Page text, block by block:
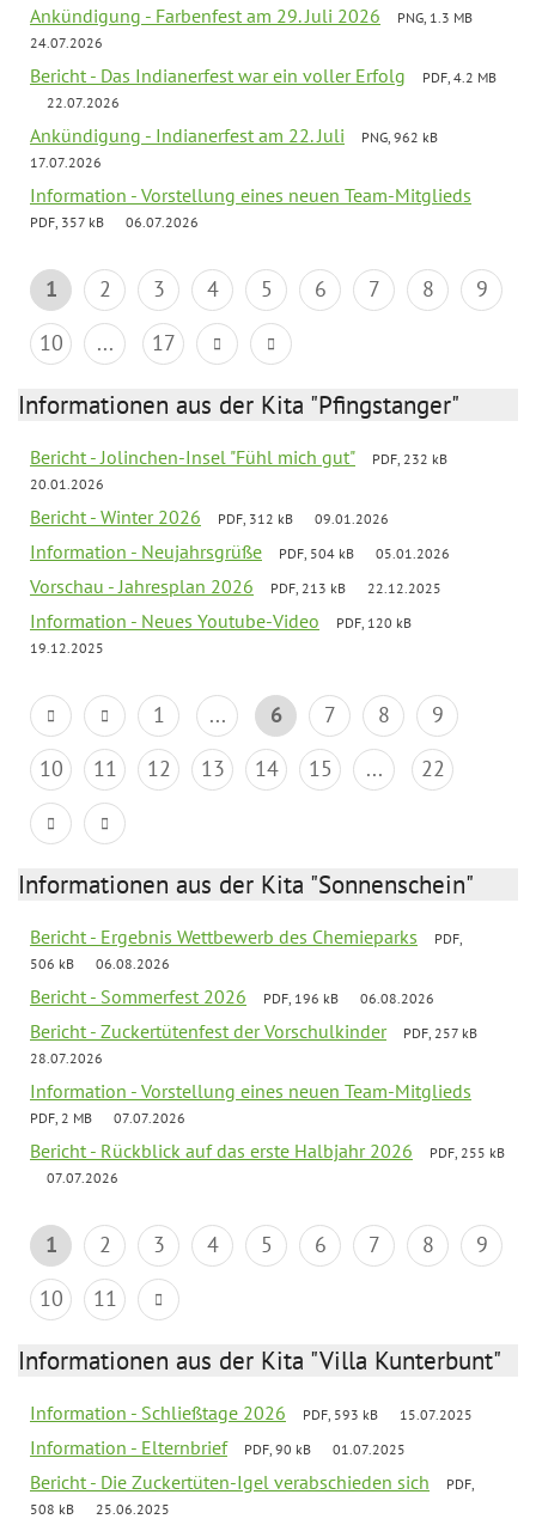
Ankündigung - Farbenfest am 29. Juli 2026
PNG, 1.3 MB
24.07.2026
Bericht - Das Indianerfest war ein voller Erfolg
PDF, 4.2 MB
22.07.2026
Ankündigung - Indianerfest am 22. Juli
PNG, 962 kB
17.07.2026
Information - Vorstellung eines neuen Team-Mitglieds
PDF, 357 kB 06.07.2026
1 2 3 4 5 6 7 8
9
10
... 17
Informationen aus der Kita "Pfingstanger"
Bericht - Jolinchen-Insel "Fühl mich gut"
PDF, 232 kB
20.01.2026
Bericht - Winter 2026 PDF, 312 kB 09.01.2026
Information - Neujahrsgrüße PDF, 504 kB 05.01.2026
Vorschau - Jahresplan 2026 PDF, 213 kB 22.12.2025
Information - Neues Youtube-Video
PDF, 120 kB
19.12.2025
1 ... 6 7 8
9
10
11 12 13 14 15 ... 22
Informationen aus der Kita "Sonnenschein"
Bericht - Ergebnis Wettbewerb des Chemieparks
PDF,
506 kB
06.08.2026
Bericht - Sommerfest 2026 PDF, 196 kB 06.08.2026
Bericht - Zuckertütenfest der Vorschulkinder
PDF, 257 kB
28.07.2026
Information - Vorstellung eines neuen Team-Mitglieds
PDF, 2 MB 07.07.2026
Bericht - Rückblick auf das erste Halbjahr 2026
PDF, 255 kB
07.07.2026
1 2 3 4 5 6 7 8
9
10
11
Informationen aus der Kita "Villa Kunterbunt"
Information - Schließtage 2026 PDF, 593 kB 15.07.2025
Information - Elternbrief PDF, 90 kB 01.07.2025
Bericht - Die Zuckertüten-Igel verabschieden sich
PDF,
508 kB
25.06.2025